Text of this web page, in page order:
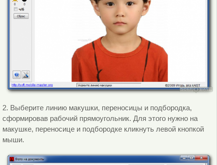
2. Выберите линию макушки, переносицы и подбородка,
сформировав рабочий прямоугольник. Для этого нужно на
макушке, переносице и подбородке кликнуть левой кнопкой
мыши.